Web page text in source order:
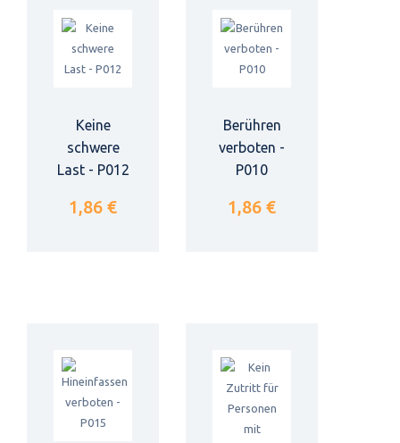
Keine
schwere
Last - P012
1,86 €
Berühren
verboten -
P010
1,86 €